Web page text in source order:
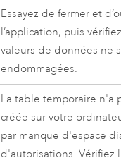
Essayez de fermer et
l’application, puis
valeurs de données ne
endommagées.
La table temporaire n'a
créée sur votre
par manque d'espace
d'autorisations. Vérifiez